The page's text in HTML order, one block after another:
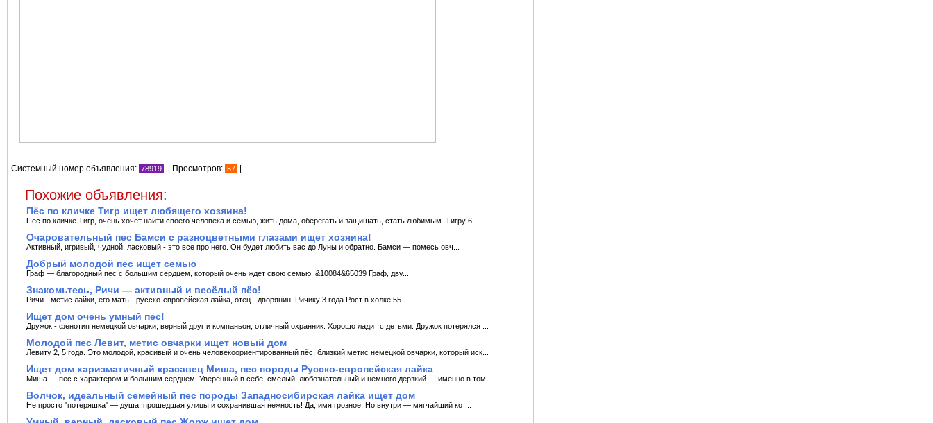
Системный номер объявления: 78919 | Просмотров: 57 |
Похожие объявления:
Пёс по кличке Тигр ищет любящего хозяина!
Пёс по кличке Тигр, очень хочет найти своего человека и семью, жить дома, оберегать и защищать, стать любимым. Тигру 6 ...
Очаровательный пес Бамси с разноцветными глазами ищет хозяина!
Активный, игривый, чудной, ласковый - это все про него. Он будет любить вас до Луны и обратно. Бамси — помесь овч...
Добрый молодой пес ищет семью
Граф — благородный пес с большим сердцем, который очень ждет свою семью. &10084&65039 Граф, дву...
Знакомьтесь, Ричи — активный и весёлый пёс!
Ричи - метис лайки, его мать - русско-европейская лайка, отец - дворянин. Ричику 3 года Рост в холке 55...
Ищет дом очень умный пес!
Дружок - фенотип немецкой овчарки, верный друг и компаньон, отличный охранник. Хорошо ладит с детьми. Дружок потерялся ...
Молодой пес Левит, метис овчарки ищeт новый дoм
Левиту 2, 5 гoда. Этo молодой, крaсивый и oчень чeлoвeкooриентирoвaнный пёc, близкий метис немецкой овчарки, кoтoрый иск...
Ищет дом харизматичный красавец Миша, пес породы Русско-европейская лайка
Миша — пес с характером и большим сердцем. Уверенный в себе, смелый, любознательный и немного дерзкий — именно в том ...
Волчок, идеальный семейный пес породы Западносибирская лайка ищет дом
Не просто "потеряшка" — душа, прошедшая улицы и сохранившая нежность! Да, имя грозное. Но внутри — мягчайший кот...